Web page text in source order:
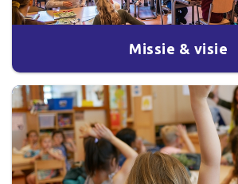
Missie & visie